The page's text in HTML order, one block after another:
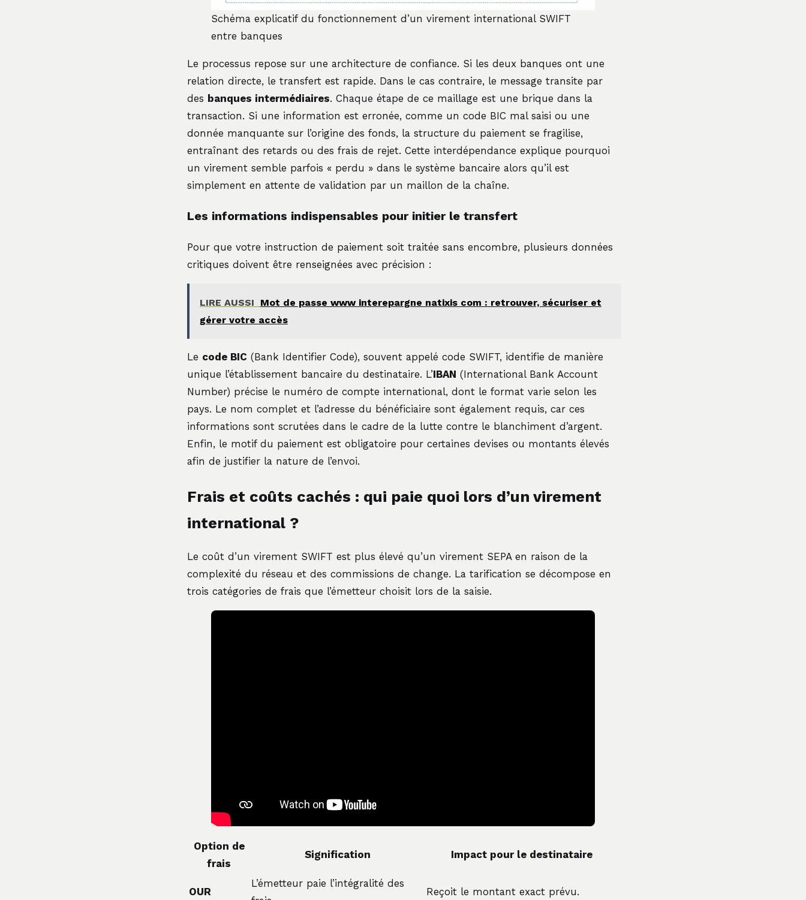
Schéma explicatif du fonctionnement d’un virement international SWIFT
entre banques
Le processus repose sur une architecture de confiance. Si les deux banques ont une
relation directe, le transfert est rapide. Dans le cas contraire, le message transite par
des banques intermédiaires. Chaque étape de ce maillage est une brique dans la
transaction. Si une information est erronée, comme un code BIC mal saisi ou une
donnée manquante sur l’origine des fonds, la structure du paiement se fragilise,
entraînant des retards ou des frais de rejet. Cette interdépendance explique pourquoi
un virement semble parfois « perdu » dans le système bancaire alors qu’il est
simplement en attente de validation par un maillon de la chaîne.
Les informations indispensables pour initier le transfert
Pour que votre instruction de paiement soit traitée sans encombre, plusieurs données
critiques doivent être renseignées avec précision :
LIRE AUSSI
Mot de passe www interepargne natixis com : retrouver, sécuriser et
gérer votre accès
Le code BIC (Bank Identifier Code), souvent appelé code SWIFT, identifie de manière
unique l’établissement bancaire du destinataire. L’IBAN (International Bank Account
Number) précise le numéro de compte international, dont le format varie selon les
pays. Le nom complet et l’adresse du bénéficiaire sont également requis, car ces
informations sont scrutées dans le cadre de la lutte contre le blanchiment d’argent.
Enfin, le motif du paiement est obligatoire pour certaines devises ou montants élevés
afin de justifier la nature de l’envoi.
Frais et coûts cachés : qui paie quoi lors d’un virement
international ?
Le coût d’un virement SWIFT est plus élevé qu’un virement SEPA en raison de la
complexité du réseau et des commissions de change. La tarification se décompose en
trois catégories de frais que l’émetteur choisit lors de la saisie.
Option de
frais
Signification Impact pour le destinataire
OUR
L’émetteur paie l’intégralité des
Reçoit le montant exact prévu.